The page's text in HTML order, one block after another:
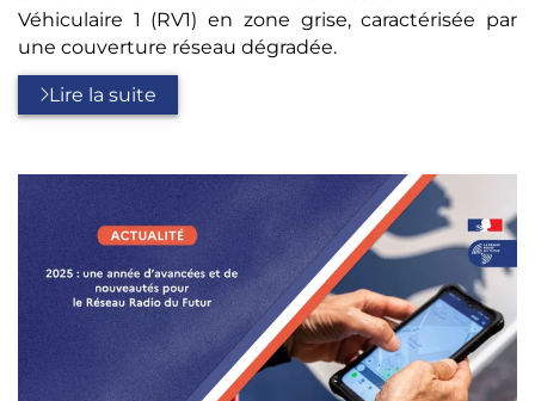
Véhiculaire 1 (RV1) en zone grise, caractérisée par
une couverture réseau dégradée.
Lire la suite